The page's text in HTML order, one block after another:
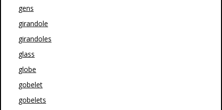
gens
girandole
girandoles
glass
globe
gobelet
gobelets